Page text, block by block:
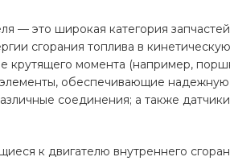
— это широкая категория
сгорания топлива в
крутящего момента (например,
обеспечивающие
соединения; а также
к двигателю внутреннего